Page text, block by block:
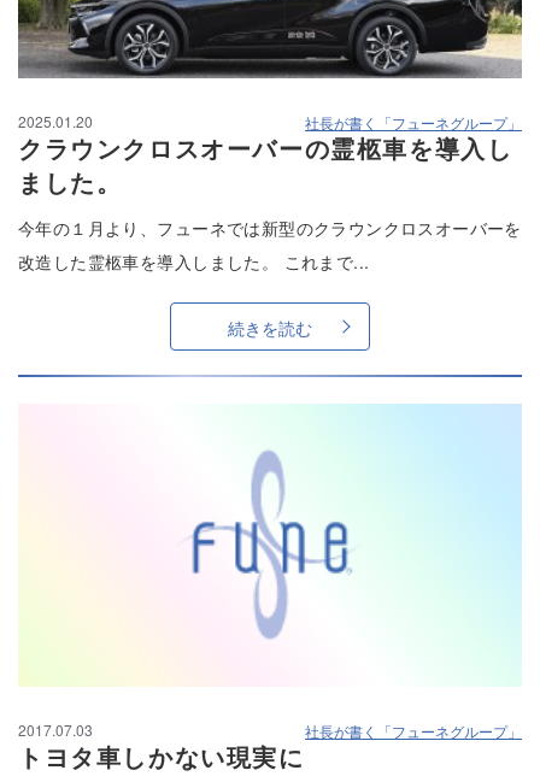
2025.01.20 社長が書く「フューネグループ」
クラウンクロスオーバーの霊柩車を導入し
ました。
今年の１月より、フューネでは新型のクラウンクロスオーバーを
改造した霊柩車を導入しました。 これまで...
続きを読む
2017.07.03 社長が書く「フューネグループ」
トヨタ車しかない現実に